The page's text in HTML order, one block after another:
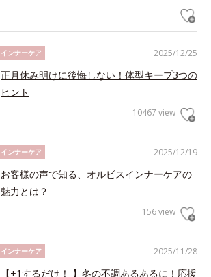
2025/12/25
インナーケア
正月休み明けに後悔しない！体型キープ3つの
ヒント
10467 view
2025/12/19
インナーケア
お客様の声で知る、オルビスインナーケアの
魅力とは？
156 view
2025/11/28
インナーケア
【+1するだけ！ 】冬の不調あるあるに！応援